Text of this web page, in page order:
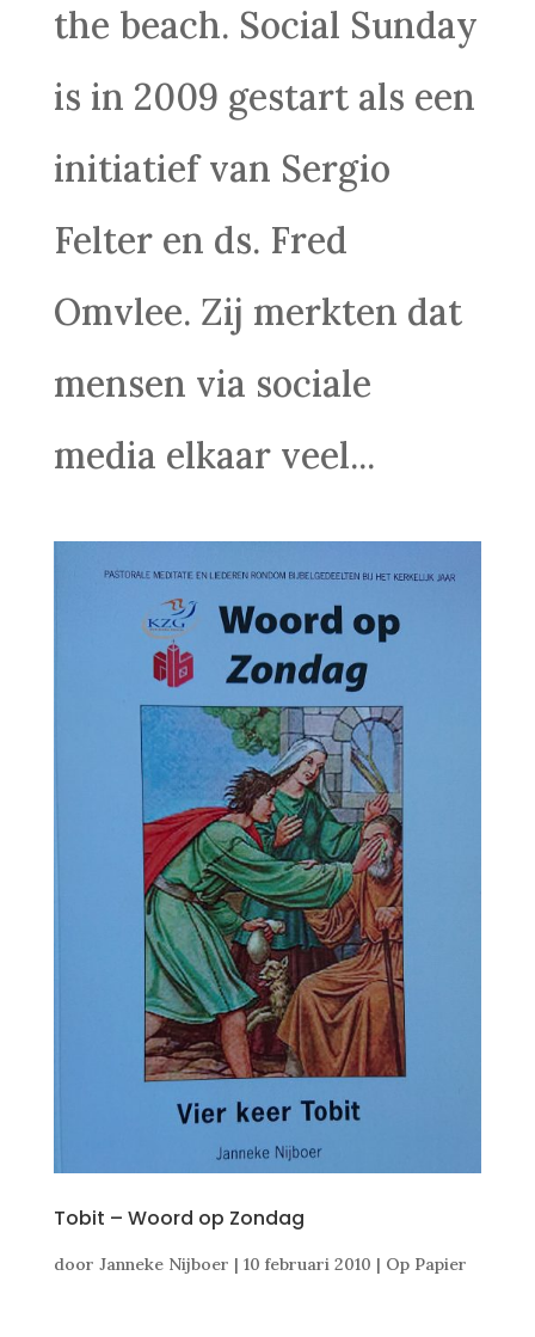
the beach. Social Sunday
is in 2009 gestart als een
initiatief van Sergio
Felter en ds. Fred
Omvlee. Zij merkten dat
mensen via sociale
media elkaar veel...
Tobit – Woord op Zondag
door Janneke Nijboer | 10 februari 2010 | Op Papier